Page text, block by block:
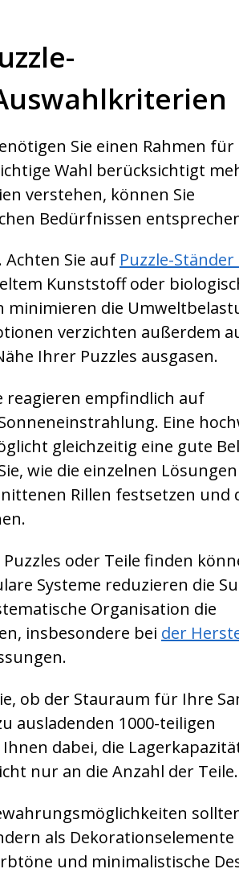
Sie einen Rahmen für
Wahl berücksichtigt
verstehen, können Sie
Bedürfnissen
Sie auf Puzzle-Ständer
Kunststoff oder
minimieren die
verzichten außerdem
Ihrer Puzzles ausgasen.
reagieren empfindlich auf
Eine
gleichzeitig eine gute
wie die einzelnen
Rillen festsetzen und
oder Teile finden
Systeme reduzieren die
Organisation die
insbesondere bei der
ob der Stauraum für Ihre
ausladenden 1000-teiligen
dabei, die
nur an die Anzahl der Teile.
als Dekorationselemente
und minimalistische